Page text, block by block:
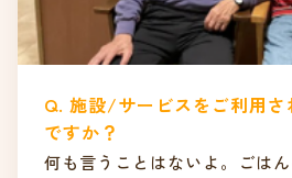
Q. 施設/サービスをご利用さ
ですか？
何も言うことはないよ。ごは